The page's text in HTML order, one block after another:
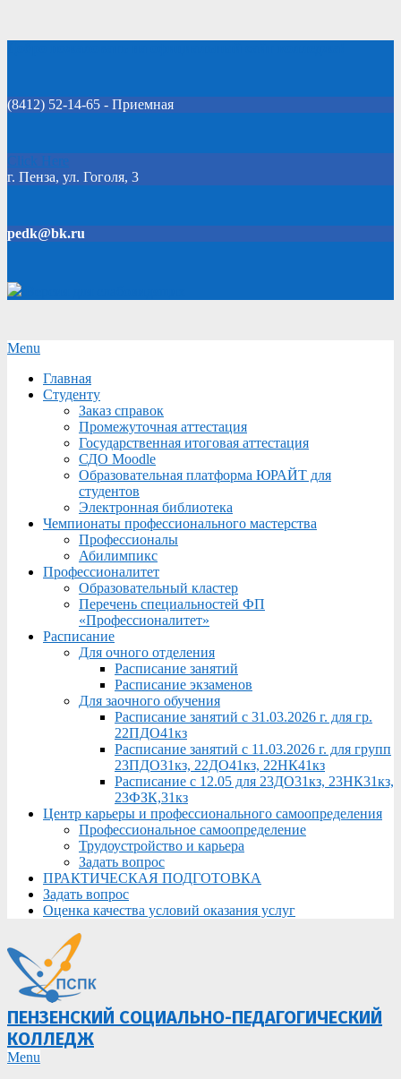
(8412) 52-14-65 - Приемная
Click Here
г. Пенза, ул. Гоголя, 3
pedk@bk.ru
Secondary
Menu
Menu
Главная
Студенту
Заказ справок
Промежуточная аттестация
Государственная итоговая аттестация
СДО Moodle
Образовательная платформа ЮРАЙТ для
студентов
Электронная библиотека
Чемпионаты профессионального мастерства
Профессионалы
Абилимпикс
Профессионалитет
Образовательный кластер
Перечень специальностей ФП
«Профессионалитет»
Расписание
Для очного отделения
Расписание занятий
Расписание экзаменов
Для заочного обучения
Расписание занятий с 31.03.2026 г. для гр.
22ПДО41кз
Расписание занятий с 11.03.2026 г. для групп
23ПДО31кз, 22ДО41кз, 22НК41кз
Расписание с 12.05 для 23ДО31кз, 23НК31кз,
23ФЗК,31кз
Центр карьеры и профессионального самоопределения
Профессиональное самоопределение
Трудоустройство и карьера
Задать вопрос
ПРАКТИЧЕСКАЯ ПОДГОТОВКА
Задать вопрос
Оценка качества условий оказания услуг
ПЕНЗЕНСКИЙ СОЦИАЛЬНО-ПЕДАГОГИЧЕСКИЙ
КОЛЛЕДЖ
Primary
Menu